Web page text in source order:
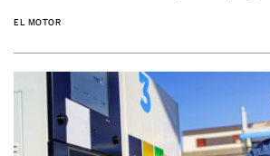
EL MOTOR